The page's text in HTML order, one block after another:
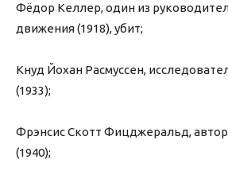
Фёдор Келлер, один из
движения (1918), убит;
Кнуд Йохан Расмуссен,
(1933);
Фрэнсис Скотт Фицджеральд, автор
(1940);